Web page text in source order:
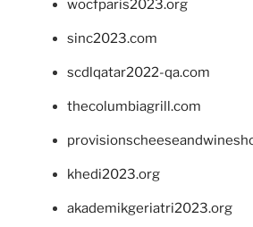
wocfparis2023.org
sinc2023.com
scdlqatar2022-qa.com
thecolumbiagrill.com
khedi2023.org
akademikgeriatri2023.org